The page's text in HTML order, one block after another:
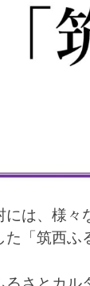
には、様々
「筑西ふ